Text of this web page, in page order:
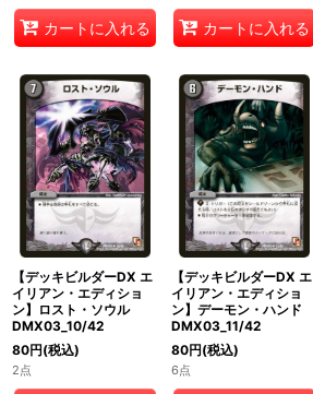
カートに入れる カートに入れる
【デッキビルダーDX エ
イリアン・エディショ
ン】ロスト・ソウル
DMX03_10/42
80円(税込)
2点
【デッキビルダーDX エ
イリアン・エディショ
ン】デーモン・ハンド
DMX03_11/42
80円(税込)
6点